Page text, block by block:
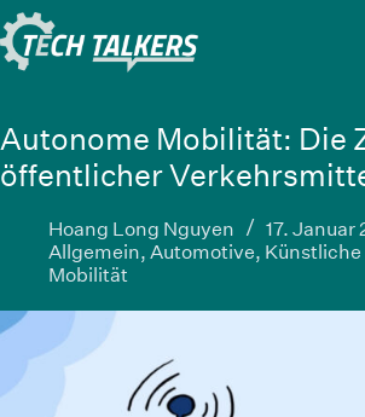
Zum
Inhalt
springen
Autonome Mobilität: Die
öffentlicher
Hoang Long Nguyen
17. Januar
Allgemein, Automotive,
Mobilität